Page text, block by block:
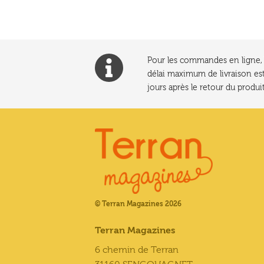
Pour les commandes en
délai maximum de livraison
jours après le retour du
© Terran Magazines 2026
Terran Magazines
6 chemin de Terran